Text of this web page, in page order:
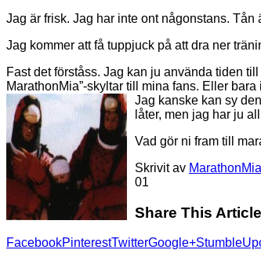
Jag är frisk. Jag har inte ont någonstans. Tån
Jag kommer att få tuppjuck på att dra ner
Fast det förståss. Jag kan ju använda tiden
MarathonMia”-skyltar till mina fans. Eller
Jag kanske kan sy
låter, men jag har ju
Vad gör ni fram till
Skrivit av MarathonMia
01
Share This Article
FacebookPinterestTwitterGoogle+